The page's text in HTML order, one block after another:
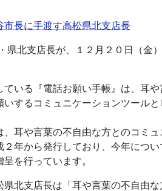
市長に手渡す高松県北支店長
県北支店長が、１２月２０日（金
ている『電話お願い手帳』は、耳
するコミュニケーションツール
、耳や言葉の不自由な方とのコミ
年から発行しており、今年につ
を行っています。
北支店長は「耳や言葉の不自由